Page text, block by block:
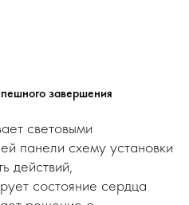
завершения
световыми
панели схему установки
действий,
состояние сердца